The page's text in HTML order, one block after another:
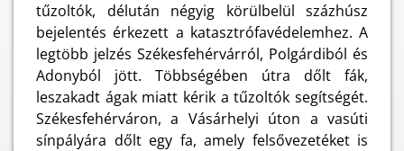
tűzoltók, délután négyig körülbelül százhúsz
bejelentés érkezett a katasztrófavédelemhez. A
legtöbb jelzés Székesfehérvárról, Polgárdiból és
Adonyból jött. Többségében útra dőlt fák,
leszakadt ágak miatt kérik a tűzoltók segítségét.
Székesfehérváron, a Vásárhelyi úton a vasúti
sínpályára dőlt egy fa, amely felsővezetéket is